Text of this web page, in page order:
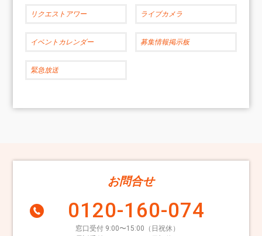
リクエストアワー ライブカメラ
イベントカレンダー 募集情報掲示板
緊急放送
お問合せ
0120-160-074
窓口受付 9:00〜15:00（日祝休）